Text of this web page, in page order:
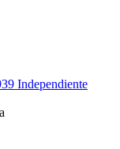
Independiente